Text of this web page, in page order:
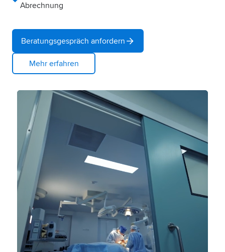
Abrechnung
Beratungsgespräch anfordern
Mehr erfahren